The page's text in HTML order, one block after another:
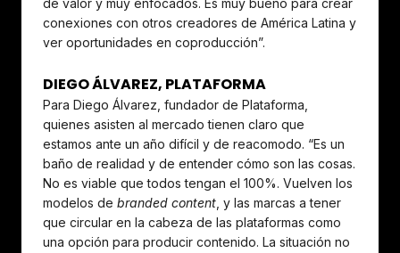
de valor y muy enfocados. Es muy bueno para crear
conexiones con otros creadores de América Latina y
ver oportunidades en coproducción”.
DIEGO ÁLVAREZ, PLATAFORMA
Para Diego Álvarez, fundador de Plataforma,
quienes asisten al mercado tienen claro que
estamos ante un año difícil y de reacomodo. “Es un
baño de realidad y de entender cómo son las cosas.
No es viable que todos tengan el 100%. Vuelven los
modelos de branded content , y las marcas a tener
que circular en la cabeza de las plataformas como
una opción para producir contenido. La situación no